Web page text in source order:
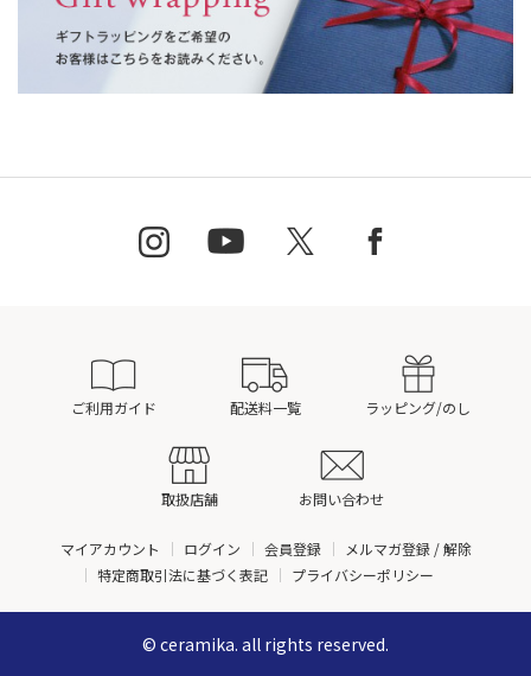
ご利用ガイド 配送料一覧 ラッピング/のし
取扱店舗 お問い合わせ
マイアカウント ログイン 会員登録
メルマガ登録 / 解除
特定商取引法に基づく表記
プライバシーポリシー
© ceramika. all rights reserved.